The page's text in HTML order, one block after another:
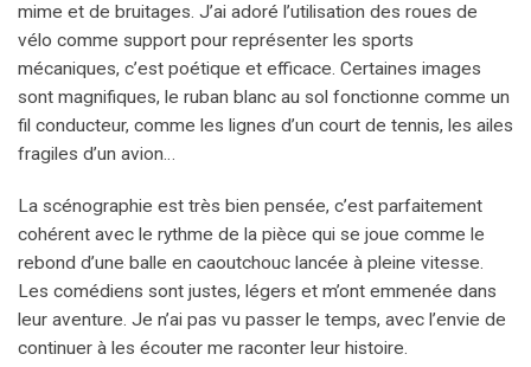
mime et de bruitages. J’ai adoré l’utilisation des roues de
vélo comme support pour représenter les sports
mécaniques, c’est poétique et efficace. Certaines images
sont magnifiques, le ruban blanc au sol fonctionne comme un
fil conducteur, comme les lignes d’un court de tennis, les ailes
fragiles d’un avion…
La scénographie est très bien pensée, c’est parfaitement
cohérent avec le rythme de la pièce qui se joue comme le
rebond d’une balle en caoutchouc lancée à pleine vitesse.
Les comédiens sont justes, légers et m’ont emmenée dans
leur aventure. Je n’ai pas vu passer le temps, avec l’envie de
continuer à les écouter me raconter leur histoire.